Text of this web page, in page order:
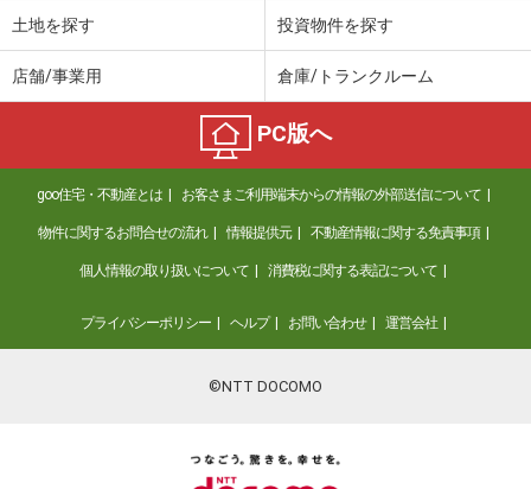
土地を探す 投資物件を探す
店舗/事業用 倉庫/トランクルーム
PC版へ
goo住宅・不動産とは お客さまご利用端末からの情報の外部送信について
物件に関するお問合せの流れ 情報提供元 不動産情報に関する免責事項
個人情報の取り扱いについて 消費税に関する表記について
プライバシーポリシー ヘルプ お問い合わせ 運営会社
©NTT DOCOMO